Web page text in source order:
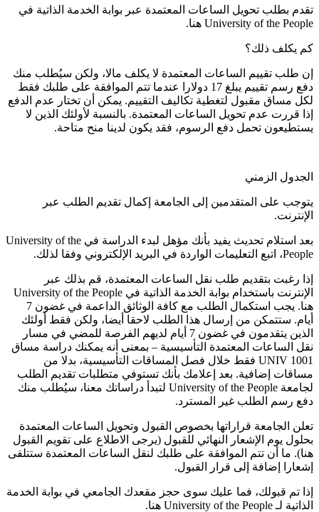
تقدم بطلب تحويل الساعات المعتمدة عبر بوابة الخدمة الذاتية في
University of the People هنا.
كم يكلف ذلك؟
إن طلب تقييم الساعات المعتمدة لا يكلف مالا، ولكن سيُطلب منك
دفع رسم تقييم يبلغ 17 دولارا عندما تتم الموافقة على طلبك فقط
لكل مساق مقبول لتغطية تكاليف التقييم. يمكن أن تختار عدم الدفع
إذا قررت عدم تحويل الساعات المعتمدة. بالنسبة لأولئك الذين لا
يستطيعون تحمل دفع الرسوم، فقد يكون لدينا منح متاحة.
الجدول الزمني
يتوجب على المتقدمين إلى الجامعة إكمال تقديم الطلب عبر
الإنترنت.
بعد استلام تحديث يفيد بأنك مؤهل لبدء الدراسة في University of the
People، اتبع التعليمات الواردة في البريد الإلكتروني وفقا لذلك.
إذا رغبت بتقديم طلب نقل الساعات المعتمدة، قم بذلك عبر
الإنترنت باستخدام بوابة الخدمة الذاتية في University of the People
هنا. يجب استكمال الطلب مع كافة الوثائق الداعمة في غضون 7
أيام. ستتمكن من إرسال هذا الطلب لاحقا أيضا، ولكن فقط أولئك
الذين يتقدمون في غضون 7 أيام لديهم الفرصة للمضي في مسار
نقل الساعات المعتمدة التأسيسية – بمعنى أنه يمكنك دراسة مساق
UNIV 1001 فقط خلال فصل المساقات التأسيسية، بدلا من
مساقات إضافية. بعد إعلامك بأنك تستوفي متطلبات تقديم الطلب
لجامعة University of the People لتبدأ دراساتك معنا، سيُطلب منك
دفع رسم الطلب غير المسترد.
تعلن الجامعة قراراتها بخصوص القبول وتحويل الساعات المعتمدة
بحلول يوم الإشعار النهائي للقبول (يرجى الاطلاع على تقويم القبول
هنا). ما أن تتم الموافقة على طلبك لنقل الساعات المعتمدة ستتلقى
إشعارا إضافة إلى قرار القبول.
إذا تم قبولك، فما عليك سوى حجز مقعدك الجامعي في بوابة الخدمة
الذاتية لـ University of the People هنا.